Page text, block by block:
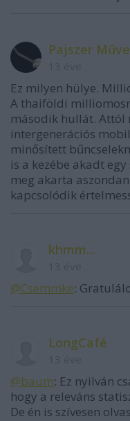
Pajszer
Ez milyen hülye.
A thaiföldi
második hullát. Attól
intergenerációs
minősített
is a kezébe akadt
meg akarta
kapcsolódik
khmm...
@Csemmke:
LongCafé
@baum: Ez nyilván
hogy a releváns
De én is szívesen